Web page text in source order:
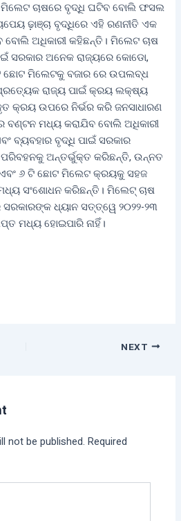
ଚାଷରେ ବୃଦ୍ଧି ଘଟିବ ବୋଲି ଫସଲ
ଢ଼ାଞ୍ଚା ବୃଦ୍ଧିରେ ଏହି ରଣନୀତି ଏକ
ଅଧିକାରୀ କହିଛନ୍ତି। ମିଲେଟ ଚାଷ
ସରକାର ଅନେକ ରାଜ୍ୟରେ କୋଡୋ,
ମିଲେଟକୁ ବଜାର ରେ ଉପଲବ୍ଧ
ରାଜ୍ୟ ପାଇଁ କ୍ରୟ ଲକ୍ଷ୍ୟ
କ୍ରୟ ଉପରେ ନିର୍ଭର କରି ଜନସାଧାରଣ
ବଣ୍ଟନ ମଧ୍ୟ କରାଯିବ ବୋଲି ଅଧିକାରୀ
ବ୍ୟବହାର ବୃଦ୍ଧି ପାଇଁ ସରକାର
ଅନ୍ତର୍ଭୁକ୍ତ କରିଛନ୍ତି, ଉନ୍ନତ
୬ ଟି ଛୋଟ ମିଲେଟ କ୍ରୟକୁ ସହଜ
ମଧ୍ୟ ସଂଶୋଧନ କରିଛନ୍ତି। ମିଲେଟ୍ ଚାଷ
ଧ୍ୟାନ ସତ୍ତ୍ୱେ ୨୦୨୨-୨୩
ମଧ୍ୟ ହୋଇପାରି ନାହିଁ।
NEXT
not be published. Required